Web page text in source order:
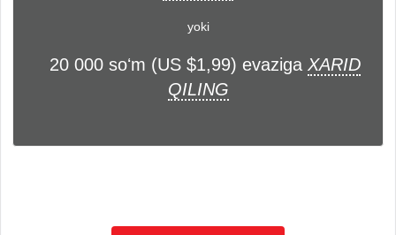
yoki
20 000 soʻm (US $1,99) evaziga XARID
QILING